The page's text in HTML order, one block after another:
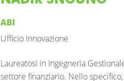
ABI
Ufficio Innovazione
Laureatosi in Ingegneria
settore finanziario. Nello